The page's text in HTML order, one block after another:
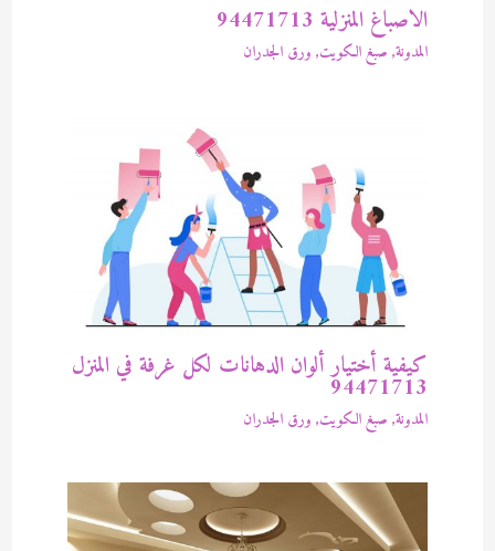
الاصباغ المنزلية 94471713
المدونة, صبغ الكويت, ورق الجدران
كيفية أختيار ألوان الدهانات لكل غرفة في المنزل
94471713
المدونة, صبغ الكويت, ورق الجدران